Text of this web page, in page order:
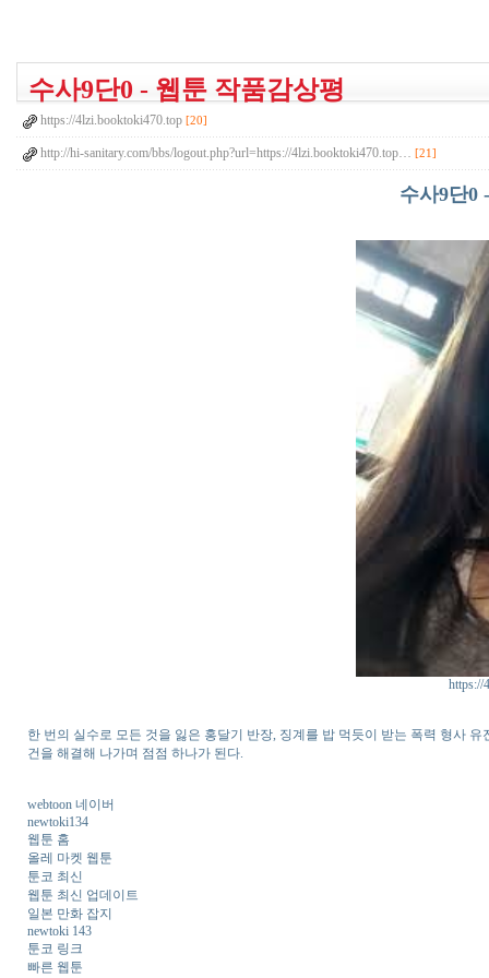
수사9단0 - 웹툰 작품감상평
https://4lzi.booktoki470.top [20]
http://hi-sanitary.com/bbs/logout.php?url=https://4lzi.booktoki470.top… [21]
수사9단0
https://
한 번의 실수로 모든 것을 잃은 홍달기 반장, 징계를 밥 먹듯이 받는 폭력 형사
건을 해결해 나가며 점점 하나가 된다.
webtoon 네이버
newtoki134
웹툰 홈
올레 마켓 웹툰
툰코 최신
웹툰 최신 업데이트
일본 만화 잡지
newtoki 143
툰코 링크
빠른 웹툰